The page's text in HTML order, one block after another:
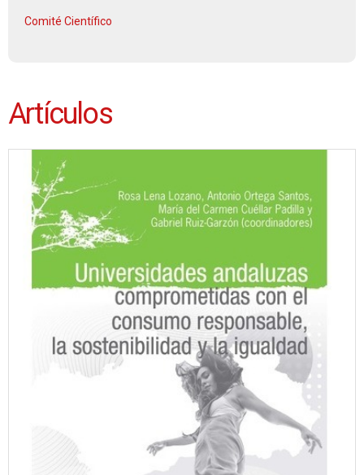
Comité Científico
Artículos